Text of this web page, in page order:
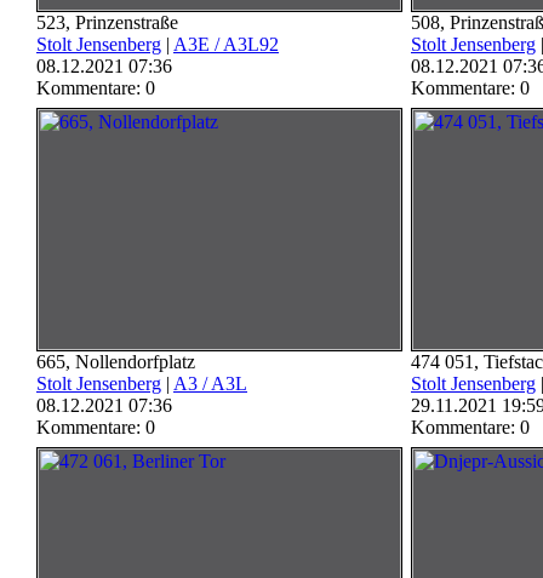
523, Prinzenstraße
Stolt Jensenberg | A3E / A3L92
08.12.2021 07:36
Kommentare: 0
508,
Stolt Jensenberg
08.12.2021
Kommentare: 0
665, Nollendorfplatz
Stolt Jensenberg | A3 / A3L
08.12.2021 07:36
Kommentare: 0
474 051,
Stolt Jensenberg
29.11.2021
Kommentare: 0